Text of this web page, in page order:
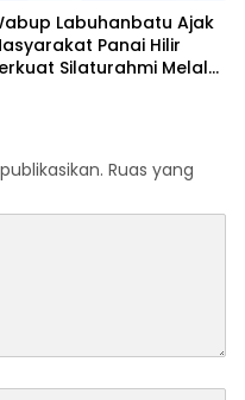
Labuhanbatu Ajak
Panai Hilir
Silaturahmi Melalui
Ruas yang